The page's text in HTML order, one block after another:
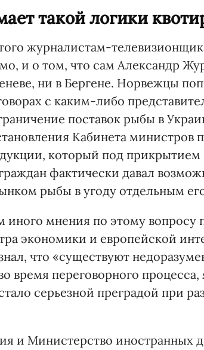
такой логики
журналистам-
и о том, что сам Александр
ни в Бергене. Норвежцы
с каким-либо
поставок рыбы в
Кабинета министров
который под прикрытием
фактически давал
рыбы в угоду отдельным
иного мнения по этому вопросу
экономики и европейской
что «существуют
время переговорного
серьезной преградой при
и Министерство иностранных